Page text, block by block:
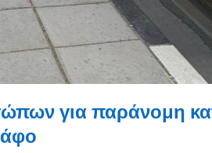
για παράνομη